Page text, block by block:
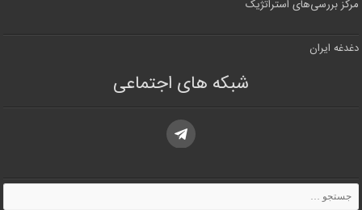
مرکز بررسی‌های استراتژیک
دغدغه ایران
شبکه های اجتماعی